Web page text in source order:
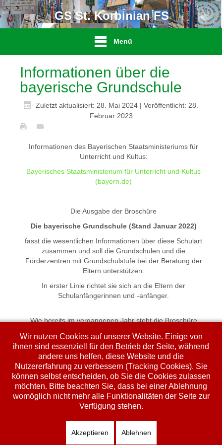
GS St. Korbinian FS
Menü
Informationen über die
bayerische Grundschule
Zuletzt aktualisiert: 28. Mai 2024 | Veröffentlicht: 28.
Februar 2023
Informationen des Bayerischen Staatsministeriums für
Unterricht und Kultus:
Bayerisches Staatsministerium für Unterricht und Kultus
(bayern.de)
Die Ausgabe der Broschüre
Die bayerische Grundschule (Stand Januar 2022)
fasst die wesentlichen Informationen über diese Schulart
zusammen und soll die Grundschulen und die
Förderzentren mit Grundschulstufe bei der Beratung der
Eltern unterstützen.
In erster Linie richtet sie sich an die Eltern der
Schulanfängerinnen und -anfänger.
Wie bereits im vergangenen Jahr steht die Broschüre
Grundschule | Schularten | Bayerisches Staatsministerium
für Unterricht und Kultus (bayern.de)
Wir nutzen Cookies auf unserer Website. Einige von
ihnen sind essenziell für den Betrieb der Seite, während
andere uns helfen, diese Website und die
Nutzererfahrung zu verbessern (Tracking Cookies). Sie
können selbst entscheiden, ob Sie die Cookies zulassen
möchten. Bitte beachten Sie, dass bei einer Ablehnung
womöglich nicht mehr alle Funktionalitäten der Seite zur
Verfügung stehen.
Akzeptieren Ablehnen